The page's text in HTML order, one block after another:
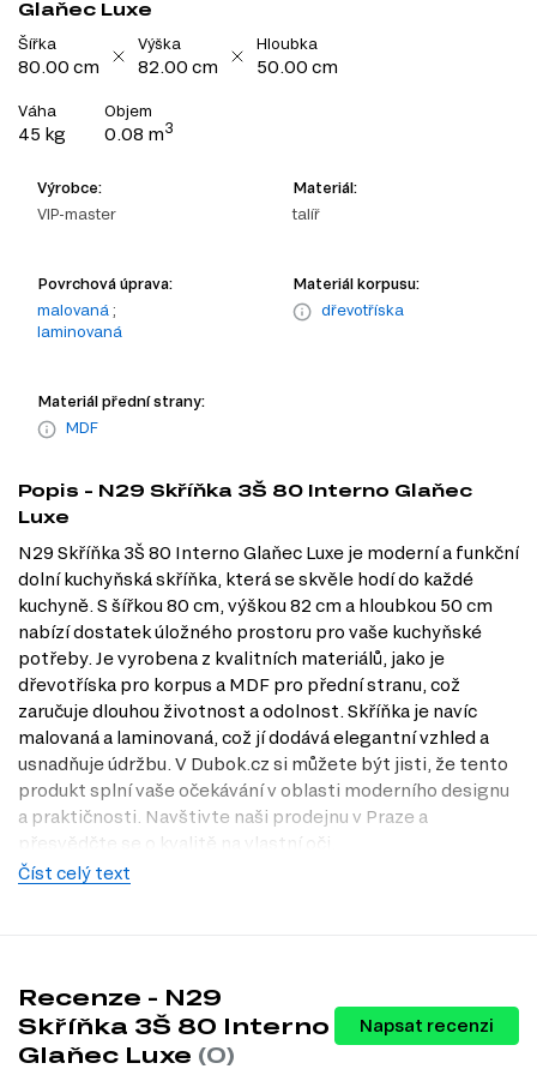
Glaňec Luxe
Šířka
80.00 cm
Výška
82.00 cm
Hloubka
50.00 cm
Váha
45 kg
Objem
0.08 m3
Výrobce:
VIP-master
Materiál:
talíř
Povrchová úprava:
malovaná ;
laminovaná
Materiál korpusu:
dřevotříska
Materiál přední strany:
MDF
Popis - N29 Skříňka 3Š 80 Interno Glaňec
Luxe
N29 Skříňka 3Š 80 Interno Glaňec Luxe je moderní a funkční
dolní kuchyňská skříňka, která se skvěle hodí do každé
kuchyně. S šířkou 80 cm, výškou 82 cm a hloubkou 50 cm
nabízí dostatek úložného prostoru pro vaše kuchyňské
potřeby. Je vyrobena z kvalitních materiálů, jako je
dřevotříska pro korpus a MDF pro přední stranu, což
zaručuje dlouhou životnost a odolnost. Skříňka je navíc
malovaná a laminovaná, což jí dodává elegantní vzhled a
usnadňuje údržbu. V Dubok.cz si můžete být jisti, že tento
produkt splní vaše očekávání v oblasti moderního designu
a praktičnosti. Navštivte naši prodejnu v Praze a
přesvědčte se o kvalitě na vlastní oči.
Dostupné modifikace produktu
Barva těla: bílá, wenge, dub mléčný, šedá, slonovina, antracit,
kašmír, černá, dub Appalačský, beton, borovice natty, beton tmavý,
Nymfaea alba.
Číst celý text
Recenze - N29
Skříňka 3Š 80 Interno
Glaňec Luxe (0)
Napsat recenzi